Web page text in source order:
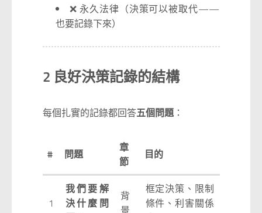
❌ 永久法律（決策可以被取代——
也要記錄下來）
2 良好決策記錄的結構
每個扎實的記錄都回答五個問題：
# 問題
章
節
目的
1
我們要解
決什麼問
背
景
框定決策、限制
條件、利害關係